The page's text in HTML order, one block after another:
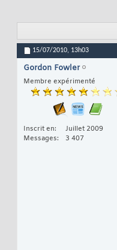
15/07/2010, 13h03
Gordon Fowler
Membre expérimenté
Inscrit en
Juillet 2009
Messages
3 407